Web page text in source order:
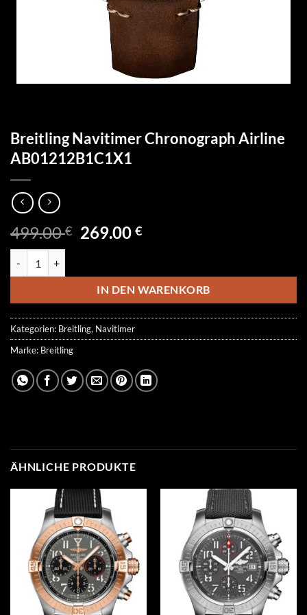
Breitling Navitimer Chronograph Airline
AB01212B1C1X1
499.00€ Ursprünglicher
499.00 €
269.00€Aktueller
269.00 €.
IN DEN WARENKORB
Kategorien: Breitling, Navitimer
Marke: Breitling
ÄHNLICHE PRODUKTE